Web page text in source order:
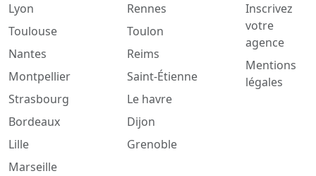
Lyon
Toulouse
Nantes
Montpellier
Strasbourg
Bordeaux
Lille
Marseille
Rennes
Toulon
Reims
Saint-Étienne
Le havre
Dijon
Grenoble
Inscrivez
votre
agence
Mentions
légales